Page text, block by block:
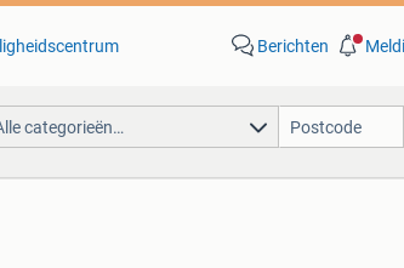
Berichten
categorieën…